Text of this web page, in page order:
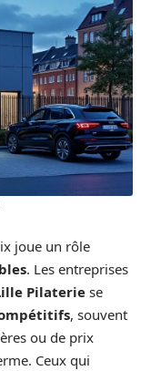
joue un rôle
. Les entreprises
Pilateriese
, souvent
ou de prix
Ceux qui